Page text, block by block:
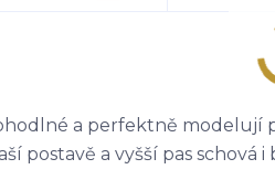
a perfektně modelují
postavě a vyšší pas schová i